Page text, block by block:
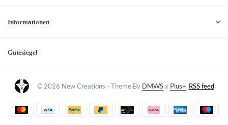
Informationen
Gütesiegel
© 2026 New Creations - Theme By DMWSx Plus+ RSS feed